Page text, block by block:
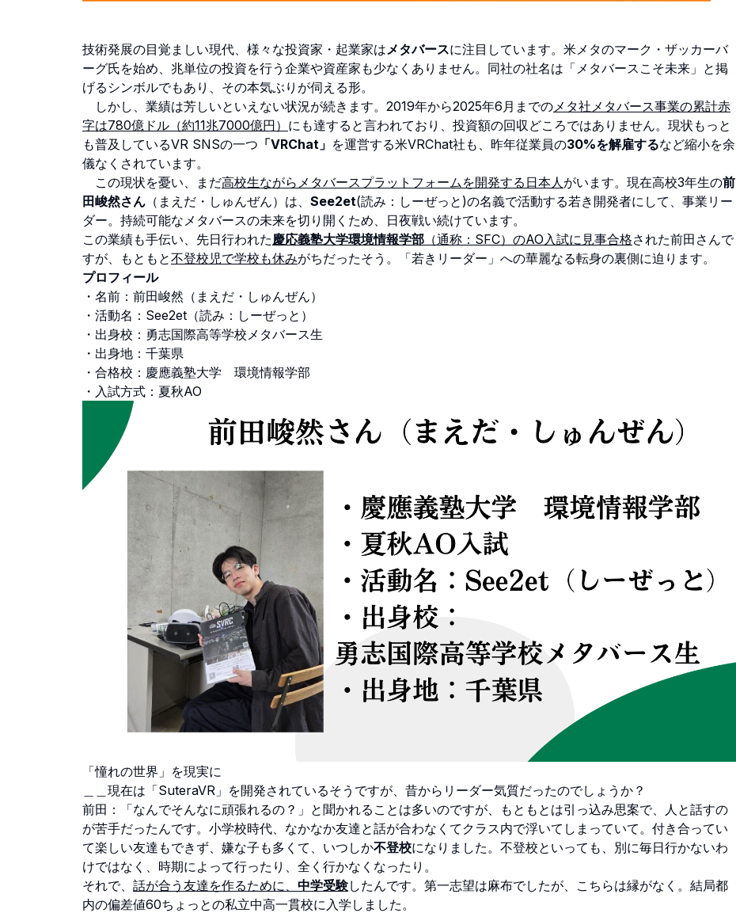
技術発展の目覚ましい現代、様々な投資家・起業家はメタバースに注目しています。米メタのマーク・ザッカーバ
ーグ氏を始め、兆単位の投資を行う企業や資産家も少なくありません。同社の社名は「メタバースこそ未来」と掲
げるシンボルでもあり、その本気ぶりが伺える形。
しかし、業績は芳しいといえない状況が続きます。2019年から2025年6月までのメタ社メタバース事業の累計赤
字は780億ドル（約11兆7000億円） にも達すると言われており、投資額の回収どころではありません。現状もっと
も普及しているVR SNSの一つ 「VRChat」 を運営する米VRChat社も、昨年従業員の30%を解雇するなど縮小を余
儀なくされています。
この現状を憂い、まだ高校生ながらメタバースプラットフォームを開発する日本人がいます。現在高校3年生の前
田峻然さん （まえだ・しゅんぜん）は、 See2et(読み：しーぜっと)の名義で活動する若き開発者にして、事業リー
ダー。持続可能なメタバースの未来を切り開くため、日夜戦い続けています。
この業績も手伝い、先日行われた慶応義塾大学環境情報学部 （通称：SFC）のAO入試に見事合格された前田さんで
すが、もともと不登校児で学校も休みがちだったそう。「若きリーダー」への華麗なる転身の裏側に迫ります。
プロフィール
・名前：前田峻然（まえだ・しゅんぜん）
・活動名：See2et（読み：しーぜっと）
・出身校：勇志国際高等学校メタバース生
・出身地：千葉県
・合格校：慶應義塾大学 環境情報学部
・入試方式：夏秋AO
「憧れの世界」を現実に
＿＿現在は「SuteraVR」を開発されているそうですが、昔からリーダー気質だったのでしょうか？
前田：「なんでそんなに頑張れるの？」と聞かれることは多いのですが、もともとは引っ込み思案で、人と話すの
が苦手だったんです。小学校時代、なかなか友達と話が合わなくてクラス内で浮いてしまっていて。付き合ってい
て楽しい友達もできず、嫌な子も多くて、いつしか不登校になりました。不登校といっても、別に毎日行かないわ
けではなく、時期によって行ったり、全く行かなくなったり。
それで、 話が合う友達を作るために、 中学受験したんです。第一志望は麻布でしたが、こちらは縁がなく。結局都
内の偏差値60ちょっとの私立中高一貫校に入学しました。